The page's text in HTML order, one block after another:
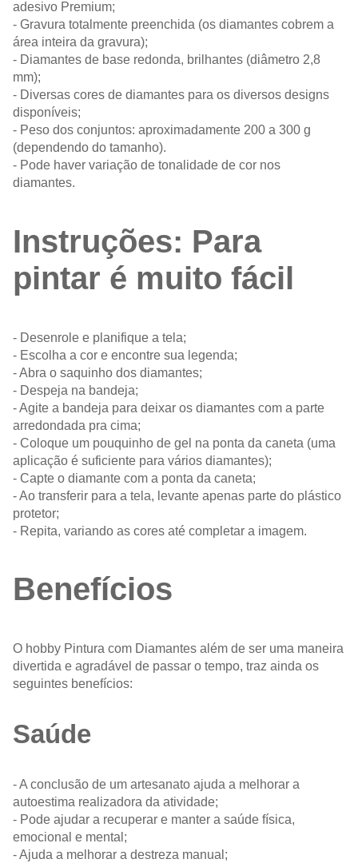
adesivo Premium;
- Gravura totalmente preenchida (os diamantes cobrem a
área inteira da gravura);
- Diamantes de base redonda, brilhantes (diâmetro 2,8
mm);
- Diversas cores de diamantes para os diversos designs
disponíveis;
- Peso dos conjuntos: aproximadamente 200 a 300 g
(dependendo do tamanho).
- Pode haver variação de tonalidade de cor nos
diamantes.
Instruções: Para
pintar é muito fácil
- Desenrole e planifique a tela;
- Escolha a cor e encontre sua legenda;
- Abra o saquinho dos diamantes;
- Despeja na bandeja;
- Agite a bandeja para deixar os diamantes com a parte
arredondada pra cima;
- Coloque um pouquinho de gel na ponta da caneta (uma
aplicação é suficiente para vários diamantes);
- Capte o diamante com a ponta da caneta;
- Ao transferir para a tela, levante apenas parte do plástico
protetor;
- Repita, variando as cores até completar a imagem.
Benefícios
O hobby Pintura com Diamantes além de ser uma maneira
divertida e agradável de passar o tempo, traz ainda os
seguintes benefícios:
Saúde
- A conclusão de um artesanato ajuda a melhorar a
autoestima realizadora da atividade;
- Pode ajudar a recuperar e manter a saúde física,
emocional e mental;
- Ajuda a melhorar a destreza manual;